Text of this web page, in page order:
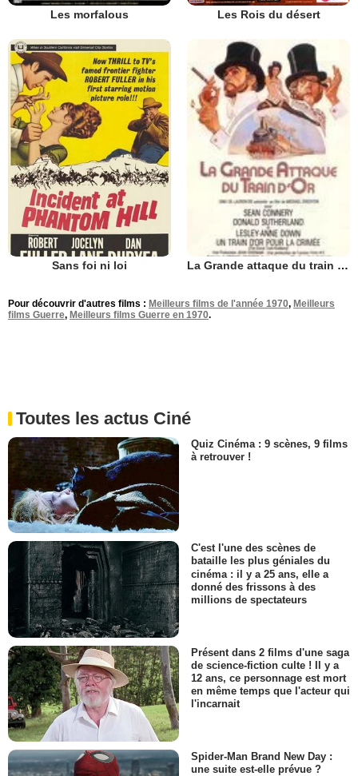
Les morfalous Les Rois du désert
Sans foi ni loi La Grande attaque du train d'or
Pour découvrir d'autres films : Meilleurs films de l'année 1970, Meilleurs
films Guerre, Meilleurs films Guerre en 1970.
Toutes les actus Ciné
Quiz Cinéma : 9 scènes, 9 films
à retrouver !
C'est l'une des scènes de
bataille les plus géniales du
cinéma : il y a 25 ans, elle a
donné des frissons à des
millions de spectateurs
Présent dans 2 films d'une saga
de science-fiction culte ! Il y a
12 ans, ce personnage est mort
en même temps que l'acteur qui
l'incarnait
Spider-Man Brand New Day :
une suite est-elle prévue ?